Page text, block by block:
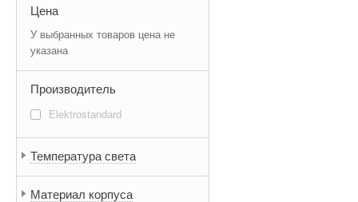
Цена
У выбранных товаров цена не
указана
Производитель
Elektrostandard
Температура света
Материал корпуса